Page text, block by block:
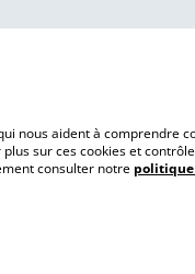
nous aident à comprendre
sur ces cookies et
consulter notre politique